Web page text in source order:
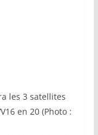
les 3 satellites
en 20 (Photo :